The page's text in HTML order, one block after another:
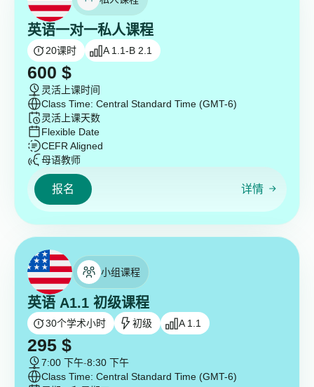
英语一对一私人课程
20课时 A 1.1-B 2.1
600 $
灵活上课时间
Class Time: Central Standard Time (GMT-6)
灵活上课天数
Flexible Date
CEFR Aligned
母语教师
报名 详情
小组课程
英语 A1.1 初级课程
30个学术小时 初级 A 1.1
295 $
7:00 下午-8:30 下午
Class Time: Central Standard Time (GMT-6)